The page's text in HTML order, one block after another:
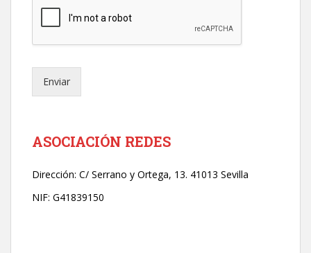
e
e
t
n
o
*
Enviar
ASOCIACIÓN REDES
Dirección: C/ Serrano y Ortega, 13. 41013 Sevilla
NIF: G41839150